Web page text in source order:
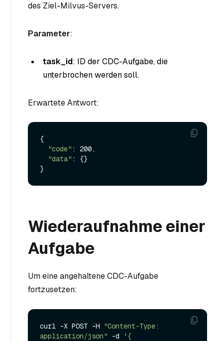
des Ziel-Milvus-Servers.
Parameter:
task_id: ID der CDC-Aufgabe, die
unterbrochen werden soll.
Erwartete Antwort:
{
"code" : 200,
"data" : {}
Wiederaufnahme einer
Aufgabe
Um eine angehaltene CDC-Aufgabe
fortzusetzen:
curl -X POST -H "Content-Type:
application/json" -d
'{